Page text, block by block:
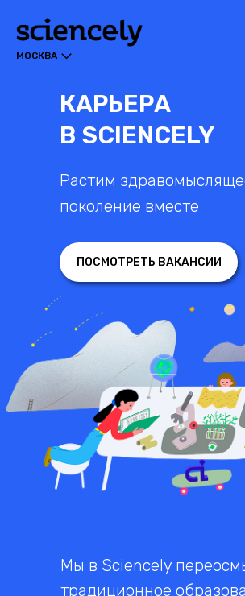
МОСКВА
Растим
поколение вместе
ПОСМОТРЕТЬ ВАКАНСИИ
КАРЬЕРА
В SCIENCELY
Мы в Sciencely
традиционное